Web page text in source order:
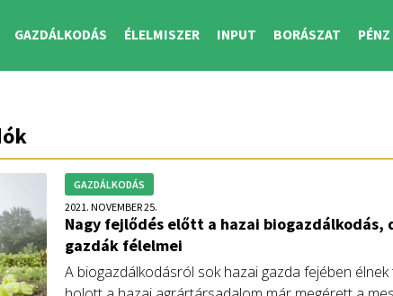
GAZDÁLKODÁS ÉLELMISZER INPUT BORÁSZAT PÉNZ
GAZDÁLKODÁS
2021. NOVEMBER 25.
Nagy fejlődés előtt a hazai biogazdálkodás,
gazdák félelmei
A biogazdálkodásról sok hazai gazda fejében élnek